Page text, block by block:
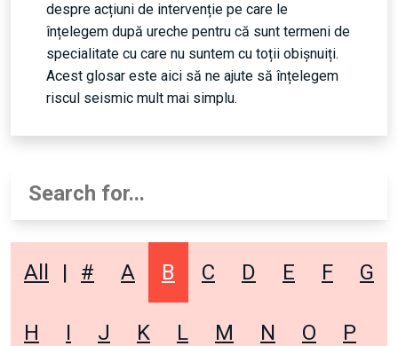
despre acțiuni de intervenție pe care le
înțelegem după ureche pentru că sunt termeni de
specialitate cu care nu suntem cu toții obișnuiți.
Acest glosar este aici să ne ajute să înțelegem
riscul seismic mult mai simplu.
All | # A B C D E F G
H I J K L M N O P